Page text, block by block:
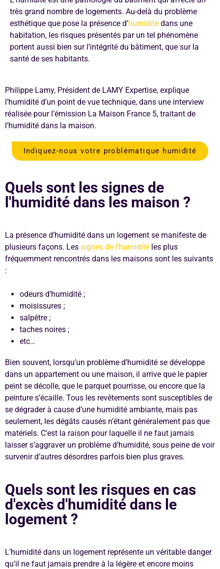
très grand nombre de logements. Au-delà du problème
esthétique que pose la présence d’humidité dans une
habitation, les risques présentés par un tel phénomène
portent aussi bien sur l’intégrité du bâtiment, que sur la
santé de ses habitants.
Philippe Lamy, Président de LAMY Expertise, explique
l’humidité d’un point de vue technique, dans une interview
réalisée pour l’émission La Maison France 5, traitant de
l’humidité dans la maison.
Indiquez-nous votre problématique humidité
Quels sont les signes de
l'humidité dans les maison ?
La présence d’humidité dans un logement se manifeste de
plusieurs façons. Les signes de l’humidité les plus
fréquemment rencontrés dans les maisons sont les suivants
:
odeurs d’humidité ;
moisissures ;
salpêtre ;
taches noires ;
etc…
Bien souvent, lorsqu’un problème d’humidité se développe
dans un appartement ou une maison, il arrive que le papier
peint se décolle, que le parquet pourrisse, ou encore que la
peinture s’écaille. Tous les revêtements sont susceptibles de
se dégrader à cause d’une humidité ambiante, mais pas
seulement, les dégâts causés n’étant généralement pas que
matériels. C’est la raison pour laquelle il ne faut jamais
laisser s’aggraver un problème d’humidité, sous peine de voir
survenir d’autres désordres parfois bien plus graves.
Quels sont les risques en cas
d'excès d'humidité dans le
logement ?
L’humidité dans un logement représente un véritable danger
qu’il ne faut jamais prendre à la légère et encore moins